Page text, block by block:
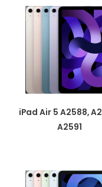
iPad Air 5 A2588,
A2591